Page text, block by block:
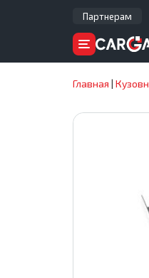
Партнерам
Главная |